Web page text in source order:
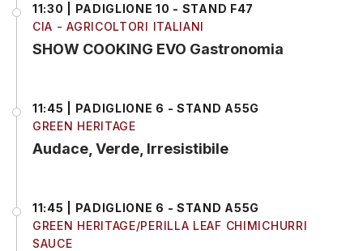
11:30 | PADIGLIONE 10 - STAND F47
CIA - AGRICOLTORI ITALIANI
SHOW COOKING EVO Gastronomia
11:45 | PADIGLIONE 6 - STAND A55G
GREEN HERITAGE
Audace, Verde, Irresistibile
11:45 | PADIGLIONE 6 - STAND A55G
GREEN HERITAGE/PERILLA LEAF CHIMICHURRI
SAUCE